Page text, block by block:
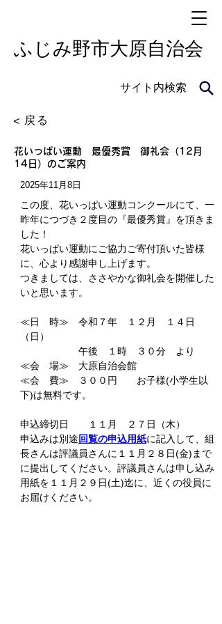
​ふじみ野市大原自治会
サイト内検索
< 戻る
花いっぱい運動 最優秀賞 御礼会（12月
14日）のご案内
2025年11月8日
この度、花いっぱい運動コンクールにて、一
昨年につづき２度目の『最優秀賞』を頂きま
した！
花いっぱい運動にご協力ご寄付頂いた皆様
に、心より感謝申し上げます。
つきましては、ささやかな御礼会を開催した
いと思います。
≪日　時≫　令和７年　１２月　１４日
（日）
午後　１時　３０分　より
≪会　場≫　大原自治会館
≪会　費≫　３００円　　お子様(小学生以
下)は無料です。
申込締切日　　１１月　２７日（木）
申込みは別途回覧の申込用紙に記入して、組
長さんは評議員さんに１１月２８日(金)まで
に提出してください。評議員さんは申し込み
用紙を１１月２９日(土)迄に、近くの役員に
お届けください。